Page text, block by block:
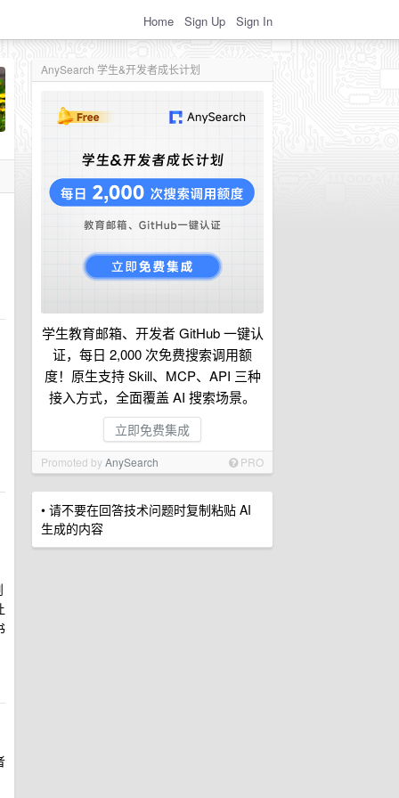
Home Sign Up Sign In
AnySearch 学生&开发者成长计划
学生教育邮箱、开发者 GitHub 一键认
证，每日 2,000 次免费搜索调用额
度！原生支持 Skill、MCP、API 三种
接入方式，全面覆盖 AI 搜索场景。
立即免费集成
Promoted byAnySearch PRO
• 请不要在回答技术问题时复制粘贴 AI
生成的内容